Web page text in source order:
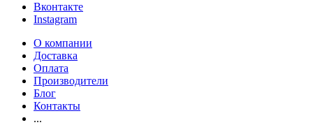
Вконтакте
Instagram
О компании
Доставка
Оплата
Производители
Блог
Контакты
...